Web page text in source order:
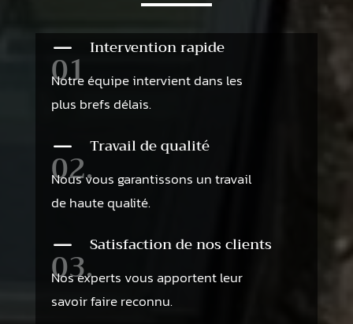
01
K Intervention rapide
Notre équipe intervient dans les
plus brefs délais.
02.
K Travail de qualité
Nous vous garantissons un travail
de haute qualité.
03.
K Satisfaction de nos clients
Nos experts vous apportent leur
savoir faire reconnu.